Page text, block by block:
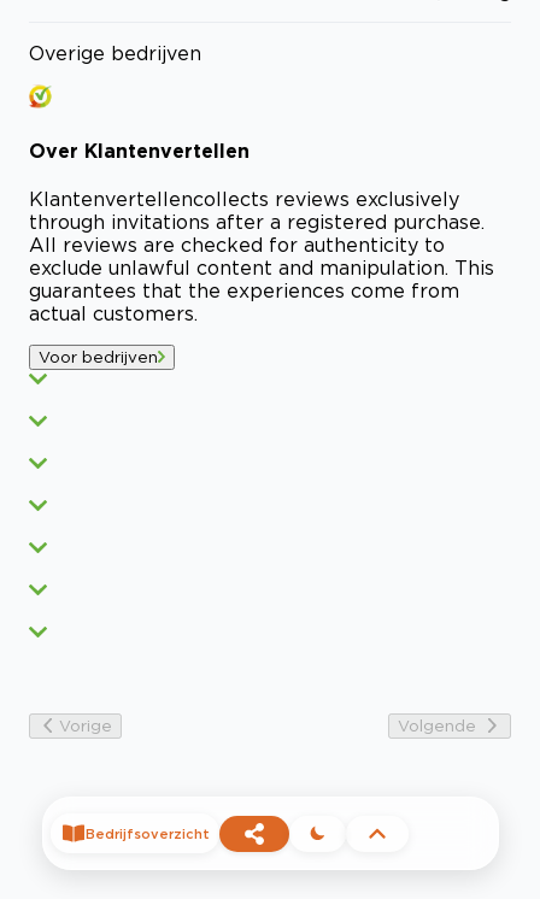
Overige bedrijven
Over Klantenvertellen
Klantenvertellencollects reviews exclusively
through invitations after a registered purchase.
All reviews are checked for authenticity to
exclude unlawful content and manipulation. This
guarantees that the experiences come from
actual customers.
Voor bedrijven
Vorige Volgende
Bedrijfsoverzicht